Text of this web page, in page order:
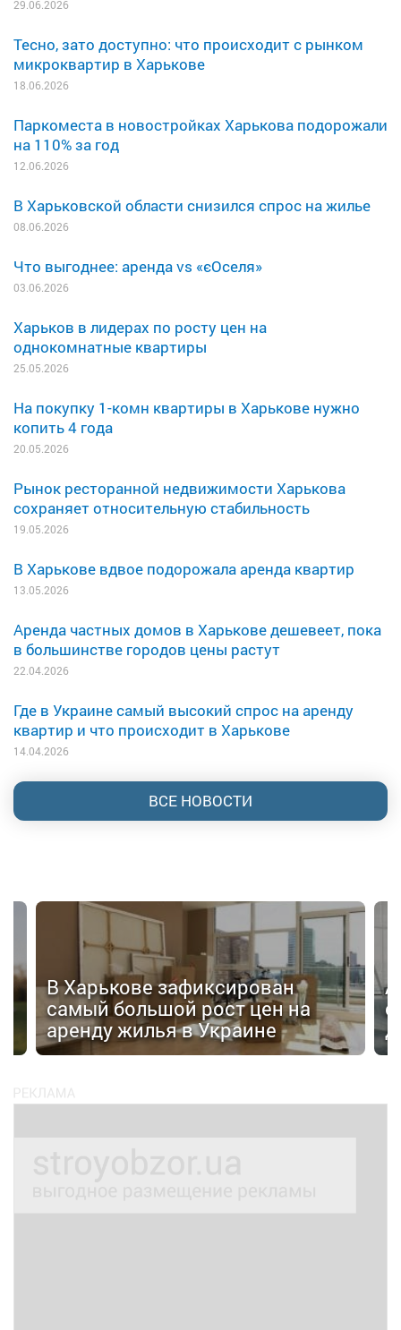
29.06.2026
Тесно, зато доступно: что происходит с рынком
микроквартир в Харькове
18.06.2026
Паркоместа в новостройках Харькова подорожали
на 110% за год
12.06.2026
В Харьковской области снизился спрос на жилье
08.06.2026
Что выгоднее: аренда vs «єОселя»
03.06.2026
Харьков в лидерах по росту цен на
однокомнатные квартиры
25.05.2026
На покупку 1-комн квартиры в Харькове нужно
копить 4 года
20.05.2026
Рынок ресторанной недвижимости Харькова
сохраняет относительную стабильность
19.05.2026
В Харькове вдвое подорожала аренда квартир
13.05.2026
Аренда частных домов в Харькове дешевеет, пока
в большинстве городов цены растут
22.04.2026
Где в Украине самый высокий спрос на аренду
квартир и что происходит в Харькове
14.04.2026
ВСЕ НОВОСТИ
В Харькове зафиксирован
самый большой рост цен на
аренду жилья в Украине